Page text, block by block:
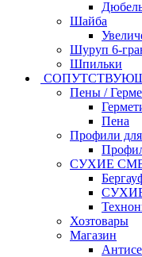
Шайба
Шуруп 6-
Шпильки
Пены /
Пена
Профили
СУХИЕ
Хозтовары
Магазин